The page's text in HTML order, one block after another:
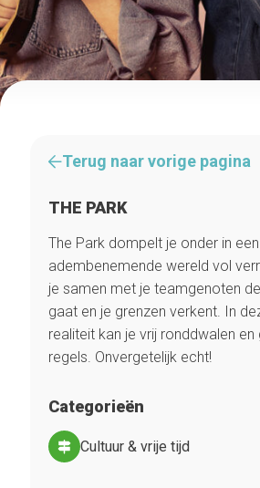
Terug naar vorige pagina
THE PARK
The Park dompelt je onder in een
adembenemende wereld vol
je samen met je teamgenoten
gaat en je grenzen verkent. In
realiteit kan je vrij ronddwalen en
regels. Onvergetelijk echt!
Categorieën
Cultuur & vrije tijd